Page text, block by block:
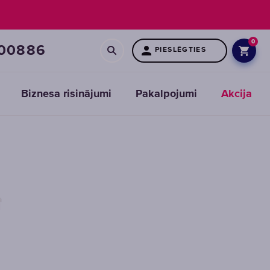
PIESLĒGTIES
0
Biznesa risinājumi Pakalpojumi Akcija